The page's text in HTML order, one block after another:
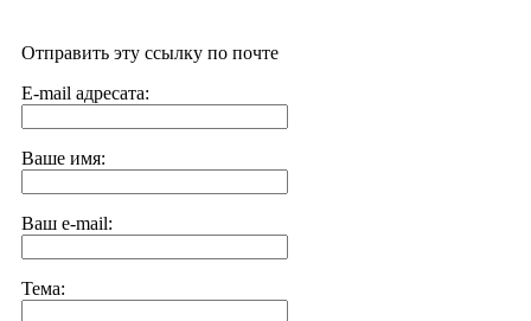
Отправить эту ссылку по почте
E-mail адресата:
Ваше имя:
Ваш e-mail:
Тема: